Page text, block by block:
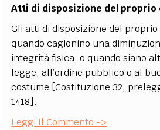
Atti di disposizione del proprio
Gli atti di disposizione del
quando cagionino una
integrità fisica, o quando siano
legge, all’ordine pubblico o al
costume [Costituzione 32;
1418].
Leggi Il Commento ->